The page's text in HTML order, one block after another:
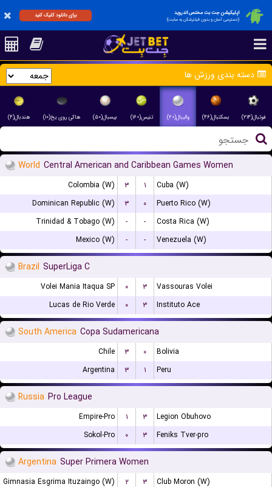
اپلیکیشن جت بت مختص اندروید
(دسترسی آسان و بدون فیلترشکن به سایت)
برای دانلود کلیک کنید
دسته بندی ورزش ها
فوتبال(۲۱۴) بسکتبال(۴۶) والیبال(۲۰) تنیس(۱۶۰) بیسبال(۵۰) هاکی روی یخ(۱۰) هندبال(۴)
World Central American and Caribbean Games Women
Colombia (W) ۳ ۱
Cuba (W)
Dominican Republic (W)
۳ ۰
Puerto Rico (W)
Trinidad & Tobago (W)
- -
Costa Rica (W)
Mexico (W)
- - Venezuela (W)
Brazil SuperLiga C
Volei Mania Itaqua SP ۰ ۳
Vassouras Volei
Lucas de Rio Verde
۰ ۳ Instituto Ace
South America Copa Sudamericana
Chile ۳ ۰
Bolivia
Argentina
۳ ۱ Peru
Russia Pro League
Empire-Pro ۱ ۳
Legion Obuhovo
Sokol-Pro
۰ ۳ Feniks Tver-pro
Argentina Super Primera Women
Gimnasia Esgrima Ituzaingo (W) ۲ ۳ Club Moron (W)